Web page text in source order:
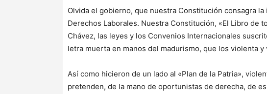
Olvida el gobierno, que nuestra Constitución consagra
Derechos Laborales. Nuestra Constitución, «El Libro de
Chávez, las leyes y los Convenios Internacionales
letra muerta en manos del madurismo, que los violenta
Así como hicieron de un lado al «Plan de la Patria»,
pretenden, de la mano de oportunistas de derecha, de